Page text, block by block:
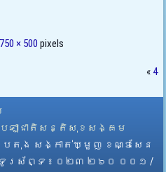
750 × 500 pixels
« 4
បេឡាជាតិសន្តិសុខសង្គម
េតុង សង្កាត់ឃ្មួញ ខណ្ឌសែន
ទូរស័ព្ទ ៖ ០២៣ ២៦០ ០០១ /